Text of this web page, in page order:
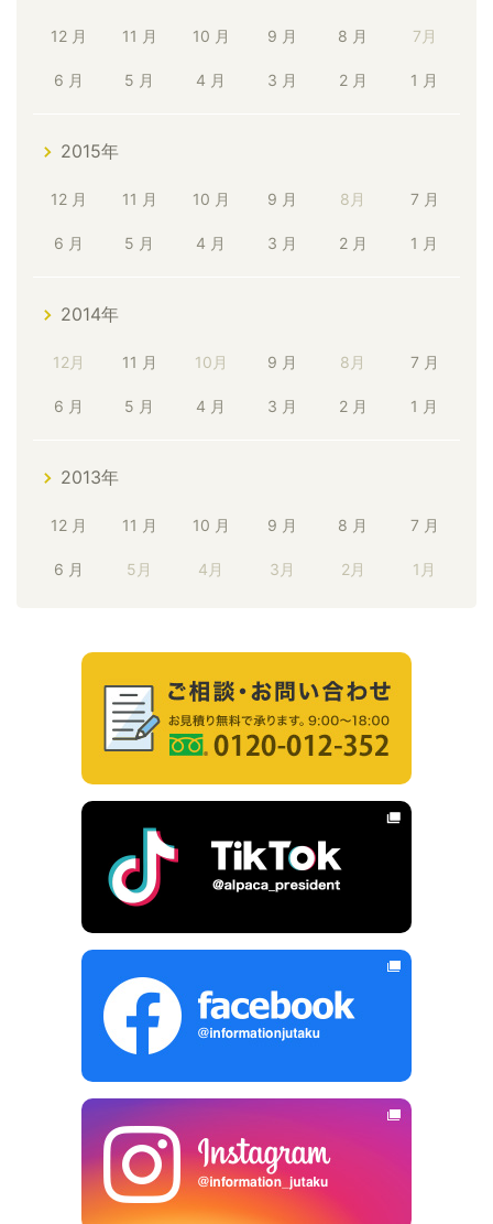
12 月 11 月 10 月 9 月 8 月 7月
6 月 5 月 4 月 3 月 2 月 1 月
2015年
12 月 11 月 10 月 9 月 8月 7 月
6 月 5 月 4 月 3 月 2 月 1 月
2014年
12月 11 月 10月 9 月 8月 7 月
6 月 5 月 4 月 3 月 2 月 1 月
2013年
12 月 11 月 10 月 9 月 8 月 7 月
6 月 5月 4月 3月 2月 1月